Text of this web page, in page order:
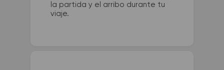
la partida y el arribo durante tu
viaje.